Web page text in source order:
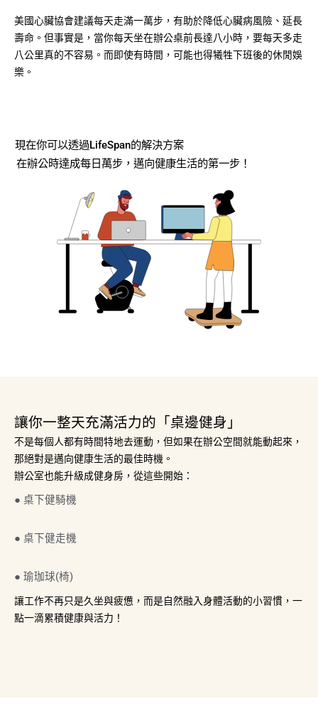
美國心臟協會建議每天走滿一萬步，有助於降低心臟病風險、延長
壽命。但事實是，當你每天坐在辦公桌前長達八小時，要每天多走
八公里真的不容易。而即使有時間，可能也得犧牲下班後的休閒娛
樂。
現在你可以透過LifeSpan的解決方案
在辦公時達成每日萬步，邁向健康生活的第一步！
讓你一整天充滿活力的「桌邊健身」
不是每個人都有時間特地去運動，但如果在辦公空間就能動起來，
那絕對是邁向健康生活的最佳時機。
辦公室也能升級成健身房，從這些開始：
● 桌下健騎機
● 桌下健走機
● 瑜珈球(椅)
讓工作不再只是久坐與疲憊，而是自然融入身體活動的小習慣，一
點一滴累積健康與活力！